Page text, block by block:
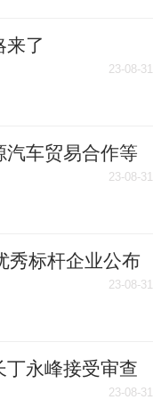
来了
23-08-31
汽车贸易合作等
23-08-31
秀标杆企业公布
23-08-31
丁永峰接受审查
23-08-31